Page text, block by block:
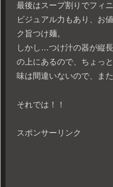
最後はスープ割りでフィニ
ビジュアル力もあり、お
ク旨つけ麺。
しかし…つけ汁の器が縦
の上にあるので、ちょっ
味は間違いないので、ま
それでは！！
スポンサーリンク